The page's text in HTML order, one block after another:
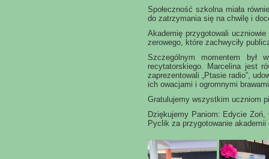
Społeczność szkolna miała
do zatrzymania się na chwilę i
Akademię przygotowali
zerowego, które zachwyciły
Szczególnym momentem był
recytatorskiego. Marcelina jest
zaprezentowali „Ptasie radio”,
ich owacjami i ogromnymi
Gratulujemy wszystkim uczniom
Dziękujemy Paniom: Edycie
Pyclik za przygotowanie